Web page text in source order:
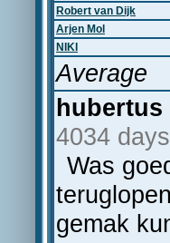
Robert van Dijk
Arjen Mol
NIKI
Average
hubertus
4034
Was
gemak